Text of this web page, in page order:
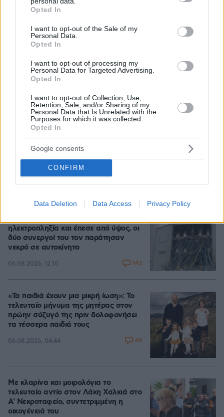
grant or deny consent to Google and its third-party tags to
use your data for below specified purposes in below Google
consent section.
Opted In
I want to opt-out of the Sale of my
Personal Data.
Opted In
I want to opt-out of processing my
Personal Data for Targeted Advertising.
Opted In
I want to opt-out of Collection, Use,
Retention, Sale, and/or Sharing of my
Personal Data that Is Unrelated with the
Purposes for which it was collected.
Opted In
Google consents
CONFIRM
Data Deletion Data Access Privacy Policy
τον άλλο
Νεαρή γυναίκα με ακατέργαστη
ομορφιά από την Αιθιοπία έγινε viral,
της από μακιγιέρ
06.08.2026, 09:18
Καρχαρίες τίγρεις, οι «σκουπιδοφάγοι»
του ωκεανού: Τρώνε από αχινούς
αψηφούν ακόμη και τους τυφώνες
06.08.2026, 14:45
Πήγαν να κλέψουν καλώδια στον Άγιο
ηλεκτροπληξία και έπεσε από ύψος, οι
δύο συνεργοί του τον παράτησαν
νεκρό σε αυτοκίνητο
06.08.2026, 12:10 143
«Τα παιδιά έχουν μια μικρή ίωση»: Το
τελευταίο μήνυμα της μητέρας στον
πρώην σύζυγό της πριν δολοφονήσει
τα τέσσερα παιδιά τους
06.08.2026, 04:44 69
Με κλαρίνα και μοιρολόγια το
τελευταίο αντίο στον Λάκη Χαλκιά στο
A' Νεκροταφείο, συντετριμμένη η
οικογένειά του